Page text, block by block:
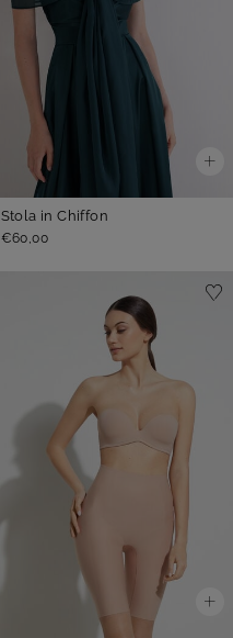
Stola in Chiffon
€60,00